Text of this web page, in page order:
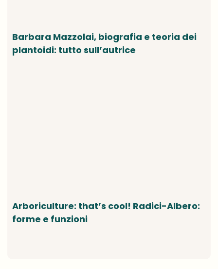
Barbara Mazzolai, biografia e teoria dei
plantoidi: tutto sull’autrice
Arboriculture: that’s cool! Radici-Albero:
forme e funzioni